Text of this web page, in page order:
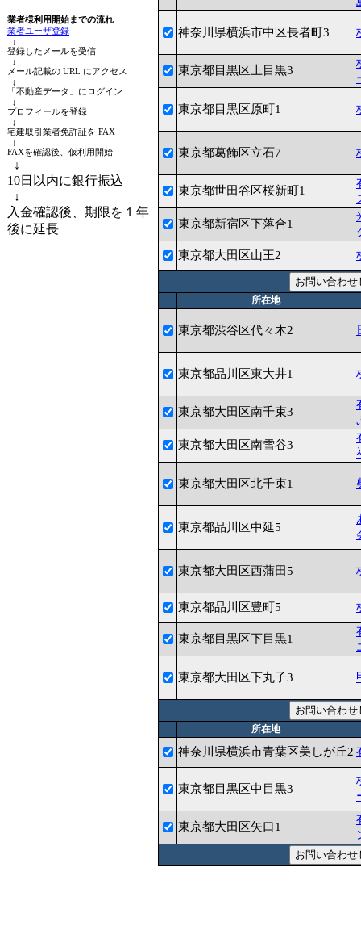
業者様利用開始までの流れ
業者ユーザ登録
↓
登録したメールを受信
↓
メール記載の URL にアクセス
↓
「不動産データ」にログイン
↓
プロフィールを登録
↓
宅建取引業者免許証を FAX
↓
FAXを確認後、仮利用開始
↓
10日以内に銀行振込
↓
入金確認後、期限を１年
後に延長
神奈川県横浜市中区長者町3
東京都目黒区上目黒3
東京都目黒区原町1
東京都葛飾区立石7
東京都世田谷区桜新町1
東京都新宿区下落合1
東京都大田区山王2
所在地
東京都渋谷区代々木2
東京都品川区東大井1
東京都大田区南千束3
東京都大田区南雪谷3
東京都大田区北千束1
東京都品川区中延5
東京都大田区西蒲田5
東京都品川区豊町5
東京都目黒区下目黒1
東京都大田区下丸子3
所在地
神奈川県横浜市青葉区美しが丘2
東京都目黒区中目黒3
東京都大田区矢口1